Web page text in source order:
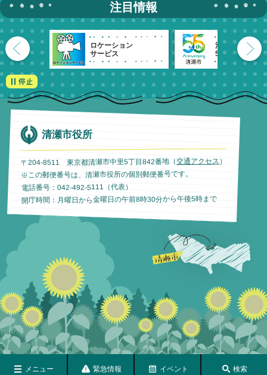
メニュー 緊急情報 イベント 検索
注目情報
ロケーション
サービス
清瀬市
55周年記念
清瀬市役所
〒204-8511 東京都清瀬市中里5丁目842番地（交通アクセス ）
※この郵便番号は、清瀬市役所の個別郵便番号です。
電話番号：042-492-5111（代表）
開庁時間：月曜日から金曜日の午前8時30分から午後5時まで